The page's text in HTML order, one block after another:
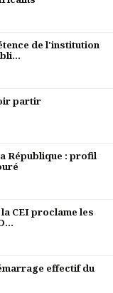
de l'institution
partir
République : profil
CEI proclame les
effectif du